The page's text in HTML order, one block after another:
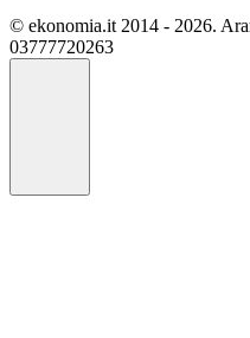
© ekonomia.it 2014 - 2026.
03777720263